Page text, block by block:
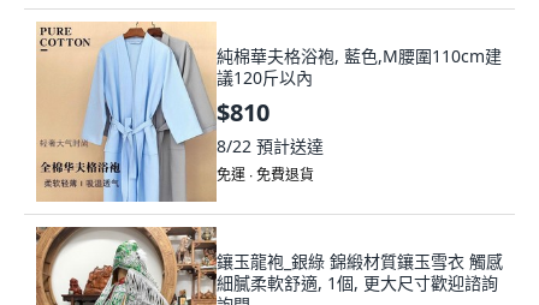
純棉華夫格浴袍, 藍色,M腰圍110cm建
議120斤以內
$810
8/22 預計送達
免運 ∙ 免費退貨
鑲玉龍袍_銀綠 錦緞材質鑲玉雪衣 觸感
細膩柔軟舒適, 1個, 更大尺寸歡迎諮詢